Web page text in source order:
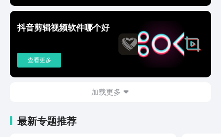
抖音剪辑视频软件哪个好
查看更多
加载更多
最新专题推荐